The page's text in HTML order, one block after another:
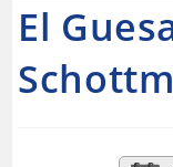
El